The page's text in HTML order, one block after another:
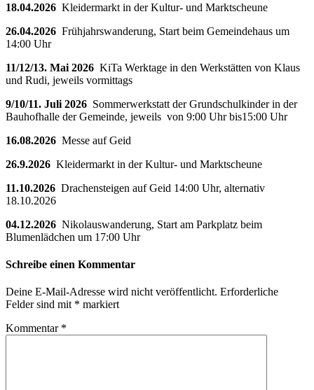
18.04.2026 Kleidermarkt in der Kultur- und Marktscheune
26.04.2026 Frühjahrswanderung, Start beim Gemeindehaus um
14:00 Uhr
11/12/13. Mai 2026 KiTa Werktage in den Werkstätten von Klaus
und Rudi, jeweils vormittags
9/10/11. Juli 2026 Sommerwerkstatt der Grundschulkinder in der
Bauhofhalle der Gemeinde, jeweils von 9:00 Uhr bis15:00 Uhr
16.08.2026 Messe auf Geid
26.9.2026 Kleidermarkt in der Kultur- und Marktscheune
11.10.2026 Drachensteigen auf Geid 14:00 Uhr, alternativ
18.10.2026
04.12.2026 Nikolauswanderung, Start am Parkplatz beim
Blumenlädchen um 17:00 Uhr
Schreibe einen Kommentar
Deine E-Mail-Adresse wird nicht veröffentlicht. Erforderliche
Felder sind mit * markiert
Kommentar *